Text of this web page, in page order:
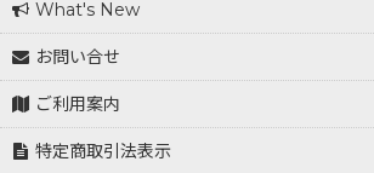
What's New
お問い合せ
ご利用案内
特定商取引法表示